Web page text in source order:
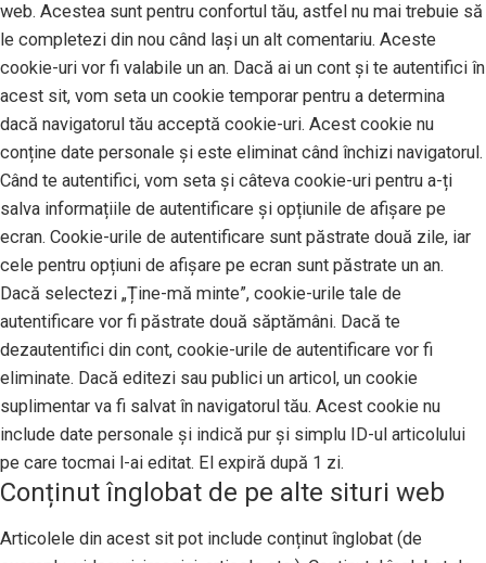
web. Acestea sunt pentru confortul tău, astfel nu mai trebuie să
le completezi din nou când lași un alt comentariu. Aceste
cookie-uri vor fi valabile un an. Dacă ai un cont și te autentifici în
acest sit, vom seta un cookie temporar pentru a determina
dacă navigatorul tău acceptă cookie-uri. Acest cookie nu
conține date personale și este eliminat când închizi navigatorul.
Când te autentifici, vom seta și câteva cookie-uri pentru a-ți
salva informațiile de autentificare și opțiunile de afișare pe
ecran. Cookie-urile de autentificare sunt păstrate două zile, iar
cele pentru opțiuni de afișare pe ecran sunt păstrate un an.
Dacă selectezi „Ține-mă minte”, cookie-urile tale de
autentificare vor fi păstrate două săptămâni. Dacă te
dezautentifici din cont, cookie-urile de autentificare vor fi
eliminate. Dacă editezi sau publici un articol, un cookie
suplimentar va fi salvat în navigatorul tău. Acest cookie nu
include date personale și indică pur și simplu ID-ul articolului
pe care tocmai l-ai editat. El expiră după 1 zi.
Conținut înglobat de pe alte situri web
Articolele din acest sit pot include conținut înglobat (de